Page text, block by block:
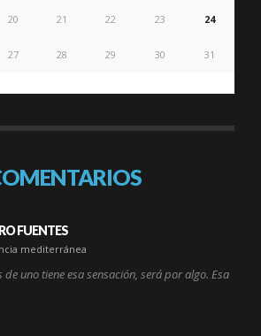
20 21 22 23 24
27 28 29 30 31
FUENTES
mediterránea
de uno tiene esa sensación, será por algo. Esa